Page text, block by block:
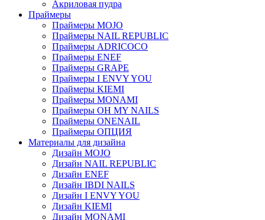
Акриловая пудра
Праймеры
Праймеры MOJO
Праймеры NAIL REPUBLIC
Праймеры ADRICOCO
Праймеры ENEF
Праймеры GRAPE
Праймеры I ENVY YOU
Праймеры KIEMI
Праймеры MONAMI
Праймеры OH MY NAILS
Праймеры ONENAIL
Праймеры ОПЦИЯ
Материалы для дизайна
Дизайн MOJO
Дизайн NAIL REPUBLIC
Дизайн ENEF
Дизайн IBDI NAILS
Дизайн I ENVY YOU
Дизайн KIEMI
Дизайн MONAMI